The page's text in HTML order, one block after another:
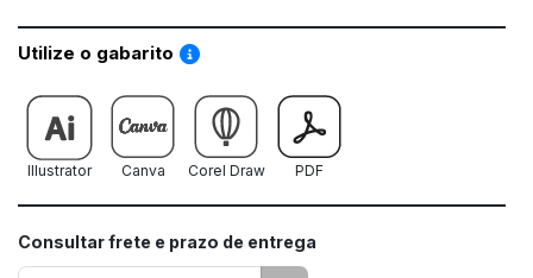
Utilize o gabarito Saiba como utilizar os nossos gabaritos
Illustrator Canva Corel Draw PDF
Consultar frete e prazo de entrega